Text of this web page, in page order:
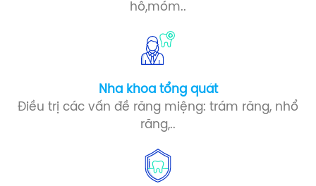
hô,móm..
Nha khoa tổng quát
Điều trị các vấn đề răng miệng: trám răng, nhổ
răng,..